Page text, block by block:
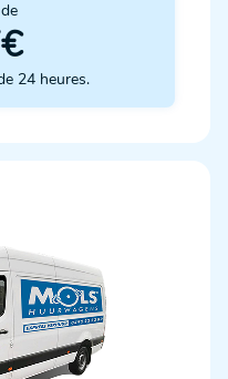
24 heures.